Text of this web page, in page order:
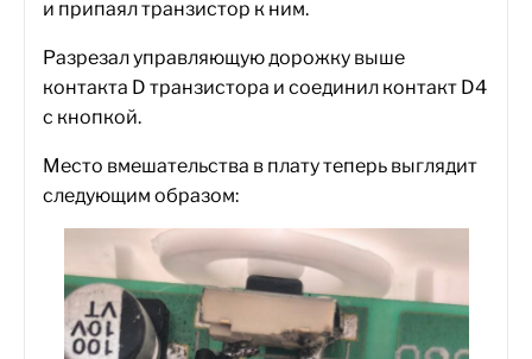
и припаял транзистор к ним.
Разрезал управляющую дорожку выше
контакта D транзистора и соединил контакт D4
с кнопкой.
Место вмешательства в плату теперь выглядит
следующим образом: